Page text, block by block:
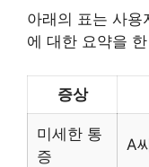
아래의 표는 사용
에 대한 요약을
증상
미세한 통
증
A